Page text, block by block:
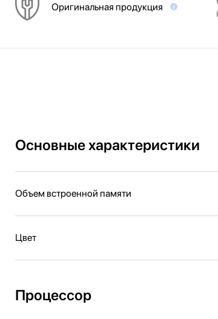
Оригинальная продукция
Основные характеристики
Объем встроенной памяти
Цвет
Процессор